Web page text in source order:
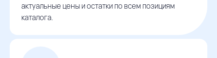
актуальные цены и остатки по всем позициям
каталога.